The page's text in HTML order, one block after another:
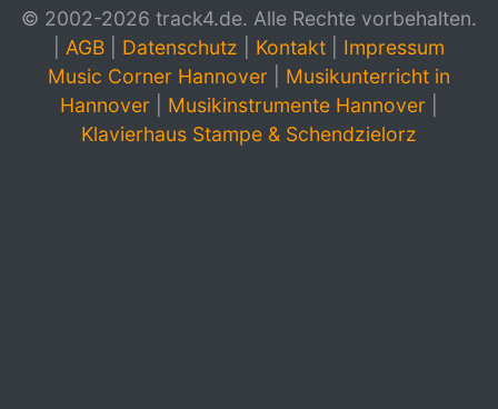
© 2002-2026 track4.de. Alle Rechte vorbehalten.
AGB Datenschutz Kontakt
Impressum
Music Corner Hannover
Musikunterricht in
Hannover
Musikinstrumente Hannover
Klavierhaus Stampe & Schendzielorz